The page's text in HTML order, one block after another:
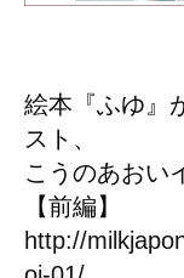
絵本『ふゆ』
スト、
こうのあおい
【前編】
http://